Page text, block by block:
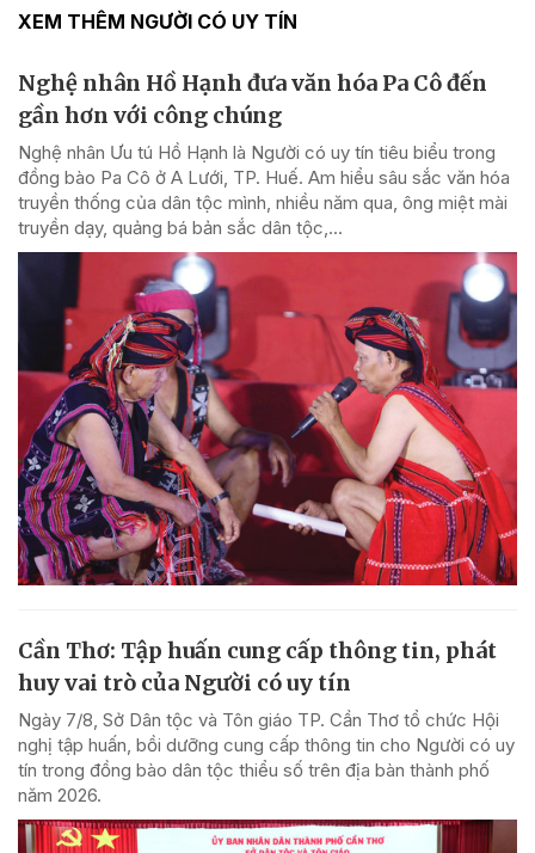
XEM THÊM NGƯỜI CÓ UY TÍN
Nghệ nhân Hồ Hạnh đưa văn hóa Pa Cô đến
gần hơn với công chúng
Nghệ nhân Ưu tú Hồ Hạnh là Người có uy tín tiêu biểu trong
đồng bào Pa Cô ở A Lưới, TP. Huế. Am hiểu sâu sắc văn hóa
truyền thống của dân tộc mình, nhiều năm qua, ông miệt mài
truyền dạy, quảng bá bản sắc dân tộc,...
Cần Thơ: Tập huấn cung cấp thông tin, phát
huy vai trò của Người có uy tín
Ngày 7/8, Sở Dân tộc và Tôn giáo TP. Cần Thơ tổ chức Hội
nghị tập huấn, bồi dưỡng cung cấp thông tin cho Người có uy
tín trong đồng bào dân tộc thiểu số trên địa bàn thành phố
năm 2026.